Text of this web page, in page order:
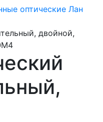
оптические Лан